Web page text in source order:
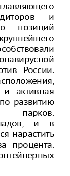
и
позиций
России.
активная
развитию
парков.
и в
нарастить
процента.